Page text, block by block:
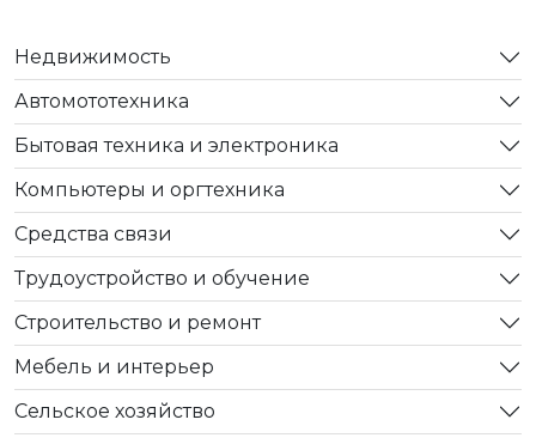
Недвижимость
Автомототехника
Бытовая техника и электроника
Компьютеры и оргтехника
Средства связи
Трудоустройство и обучение
Строительство и ремонт
Мебель и интерьер
Сельское хозяйство